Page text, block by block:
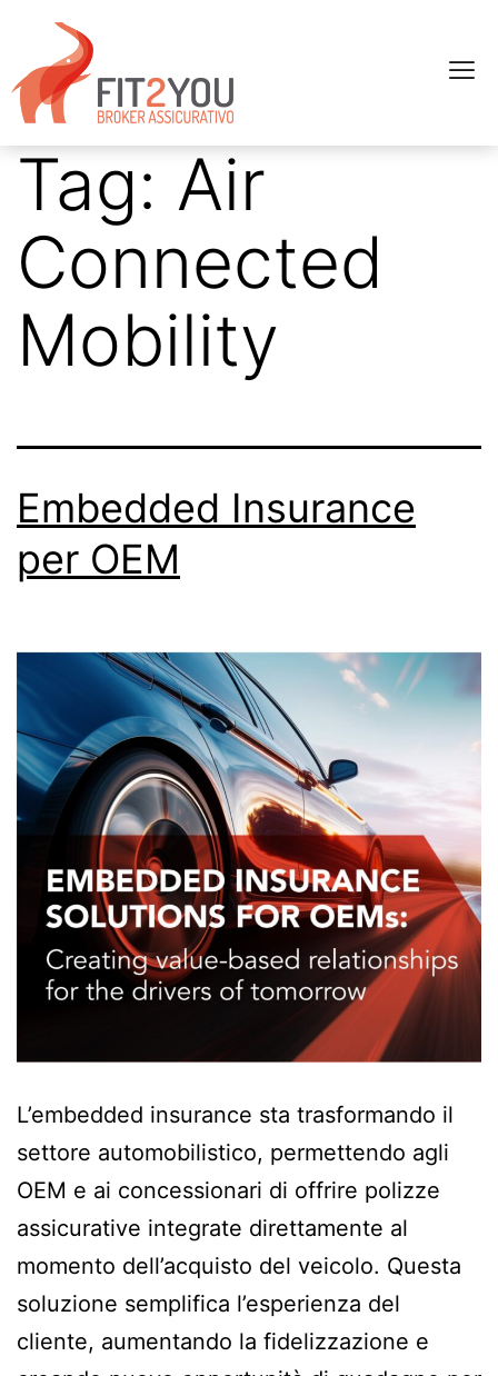
Tag: Air
Connected
Mobility
Embedded Insurance
per OEM
L’embedded insurance sta trasformando il
settore automobilistico, permettendo agli
OEM e ai concessionari di offrire polizze
assicurative integrate direttamente al
momento dell’acquisto del veicolo. Questa
soluzione semplifica l’esperienza del
cliente, aumentando la fidelizzazione e